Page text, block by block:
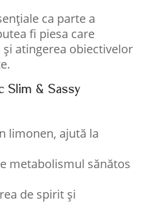
ca parte a
fi piesa care
atingerea obiectivelor
Slim & Sassy
limonen, ajută la
metabolismul sănătos
de spirit și